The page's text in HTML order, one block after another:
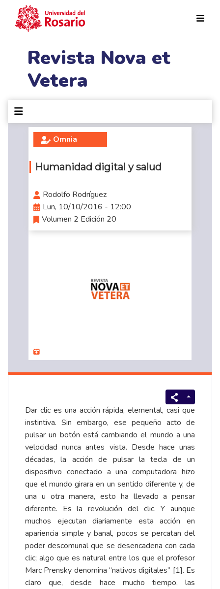
Revista Nova et
Vetera
Omnia
Humanidad digital y salud
Rodolfo Rodríguez
Lun, 10/10/2016 - 12:00
Volumen 2 Edición 20
Dar clic es una acción rápida, elemental, casi que
instintiva. Sin embargo, ese pequeño acto de
pulsar un botón está cambiando el mundo a una
velocidad nunca antes vista. Desde hace unas
décadas, la acción de pulsar la tecla de un
dispositivo conectado a una computadora hizo
que el mundo girara en un sentido diferente y, de
una u otra manera, esto ha llevado a pensar
diferente. Es la revolución del clic. Y aunque
muchos ejecutan diariamente esta acción en
apariencia simple y banal, pocos se percatan del
poder descomunal que se desencadena con cada
clic; algo que es natural entre los que el profesor
Marc Prensky denomina “nativos digitales” [1]. Es
claro que, desde hace mucho tiempo, las